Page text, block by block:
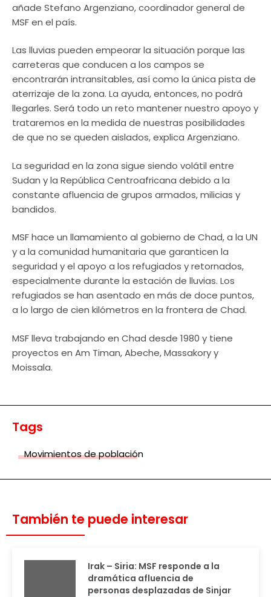
añade Stefano Argenziano, coordinador general de
MSF en el país.
Las lluvias pueden empeorar la situación porque las
carreteras que conducen a los campos se
encontrarán intransitables, así como la única pista de
aterrizaje de la zona. La ayuda, entonces, no podrá
llegarles. Será todo un reto mantener nuestro apoyo y
trataremos en la medida de nuestras posibilidades
de que no se queden aislados, explica Argenziano.
La seguridad en la zona sigue siendo volátil entre
Sudan y la República Centroafricana debido a la
constante afluencia de grupos armados, milicias y
bandidos.
MSF hace un llamamiento al gobierno de Chad, a la UN
y a la comunidad humanitaria que garanticen la
seguridad y el apoyo a los refugiados y retornados,
especialmente durante la estación de lluvias. Los
refugiados se han asentado en más de doce puntos,
a lo largo de cien kilómetros en la frontera de Chad.
MSF lleva trabajando en Chad desde 1980 y tiene
proyectos en Am Timan, Abeche, Massakory y
Moissala.
Tags
Movimientos de población
También te puede interesar
Irak – Siria: MSF responde a la
dramática afluencia de
personas desplazadas de Sinjar